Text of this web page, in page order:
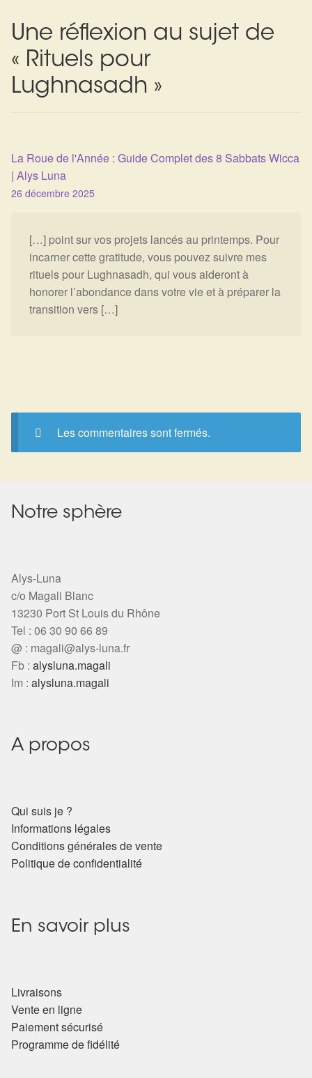
Une réflexion au sujet de
« Rituels pour
Lughnasadh »
La Roue de l'Année : Guide Complet des 8 Sabbats Wicca
| Alys Luna
26 décembre 2025
[…] point sur vos projets lancés au printemps. Pour
incarner cette gratitude, vous pouvez suivre mes
rituels pour Lughnasadh, qui vous aideront à
honorer l’abondance dans votre vie et à préparer la
transition vers […]
Les commentaires sont fermés.
Notre sphère
Alys-Luna
c/o Magali Blanc
13230 Port St Louis du Rhône
Tel : 06 30 90 66 89
@ : magali@alys-luna.fr
Fb : alysluna.magali
Im : alysluna.magali
A propos
Qui suis je ?
Informations légales
Conditions générales de vente
Politique de confidentialité
En savoir plus
Livraisons
Vente en ligne
Paiement sécurisé
Programme de fidélité